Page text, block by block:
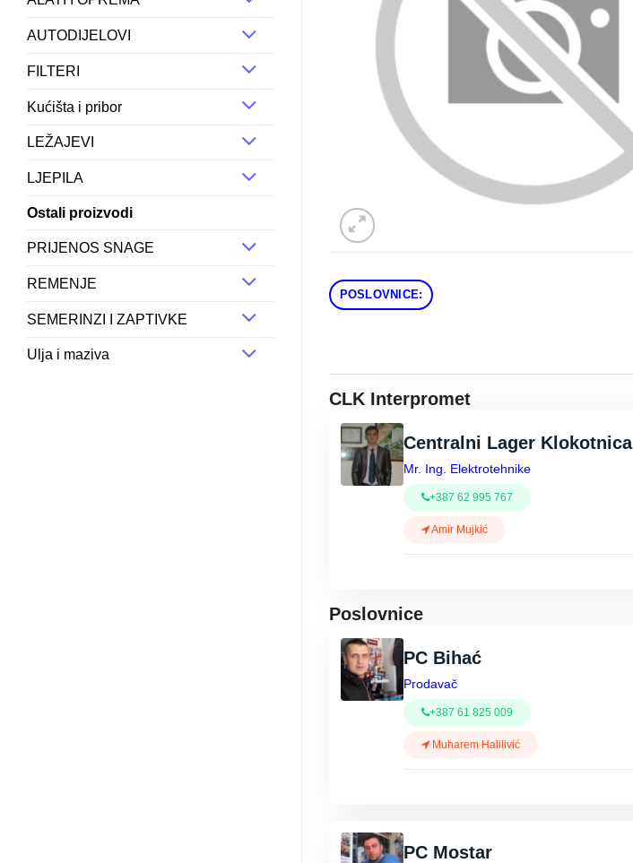
AUTODIJELOVI
FILTERI
Kućišta i pribor
LEŽAJEVI
LJEPILA
Ostali proizvodi
PRIJENOS SNAGE
REMENJE
SEMERINZI I ZAPTIVKE
Ulja i maziva
POSLOVNICE:
CLK Interpromet
Centralni Lager Klokotnica
Mr. Ing. Elektrotehnike
+387 62 995 767
Amir Mujkić
Poslovnice
PC Bihać
Prodavač
+387 61 825 009
Muharem Halilivić
PC Mostar